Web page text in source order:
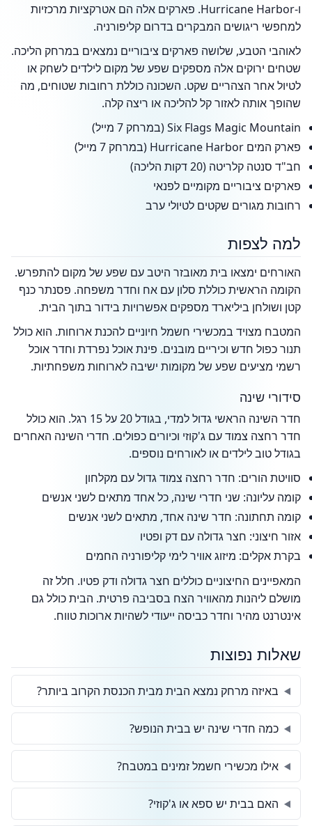
ו-Hurricane Harbor. פארקים אלה הם אטרקציות מרכזיות
למחפשי ריגושים המבקרים בדרום קליפורניה.
לאוהבי הטבע, שלושה פארקים ציבוריים נמצאים במרחק הליכה.
שטחים ירוקים אלה מספקים שפע של מקום לילדים לשחק או
לטיול אחר הצהריים שקט. השכונה כוללת רחובות שטוחים, מה
שהופך אותה לאזור קל להליכה או ריצה קלה.
Six Flags Magic Mountain (במרחק 7 מייל)
פארק המים Hurricane Harbor (במרחק 7 מייל)
חב"ד סנטה קלריטה (20 דקות הליכה)
פארקים ציבוריים מקומיים לפנאי
רחובות מגורים שקטים לטיולי ערב
למה לצפות
האורחים ימצאו בית מאובזר היטב עם שפע של מקום להתפרש.
הקומה הראשית כוללת סלון עם אח וחדר משפחה. פסנתר כנף
קטן ושולחן ביליארד מספקים אפשרויות בידור בתוך הבית.
המטבח מצויד במכשירי חשמל חיוניים להכנת ארוחות. הוא כולל
תנור כפול חדש וכיריים מובנים. פינת אוכל נפרדת וחדר אוכל
רשמי מציעים שפע של מקומות ישיבה לארוחות משפחתיות.
סידורי שינה
חדר השינה הראשי גדול למדי, בגודל 20 על 15 רגל. הוא כולל
חדר רחצה צמוד עם ג'קוזי וכיורים כפולים. חדרי השינה האחרים
בגודל טוב לילדים או לאורחים נוספים.
סוויטת הורים: חדר רחצה צמוד גדול עם מקלחון
קומה עליונה: שני חדרי שינה, כל אחד מתאים לשני אנשים
קומה תחתונה: חדר שינה אחד, מתאים לשני אנשים
אזור חיצוני: חצר גדולה עם דק ופטיו
בקרת אקלים: מיזוג אוויר לימי קליפורניה החמים
המאפיינים החיצוניים כוללים חצר גדולה ודק פטיו. חלל זה
מושלם ליהנות מהאוויר הצח בסביבה פרטית. הבית כולל גם
אינטרנט מהיר וחדר כביסה ייעודי לשהיות ארוכות טווח.
שאלות נפוצות
באיזה מרחק נמצא הבית מבית הכנסת הקרוב ביותר?
כמה חדרי שינה יש בבית הנופש?
אילו מכשירי חשמל זמינים במטבח?
האם בבית יש ספא או ג'קוזי?